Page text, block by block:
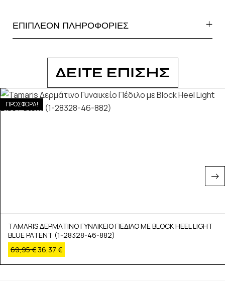
ΕΠΙΠΛΕΟΝ ΠΛΗΡΟΦΟΡΙΕΣ
ΔΕΙΤΕ ΕΠΙΣΗΣ
ΠΡΟΣΦΟΡΑ!
TAMARIS ΔΕΡΜΑΤΙΝΟ ΓΥΝΑΙΚΕΙΟ ΠΕΔΙΛΟ ΜΕ BLOCK HEEL LIGHT
BLUE PATENT (1-28328-46-882)
69,95€ 36,37 €